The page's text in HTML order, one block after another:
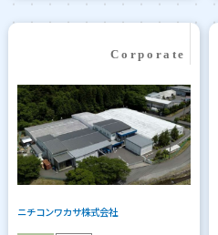
ニチコンワカサ株式会社